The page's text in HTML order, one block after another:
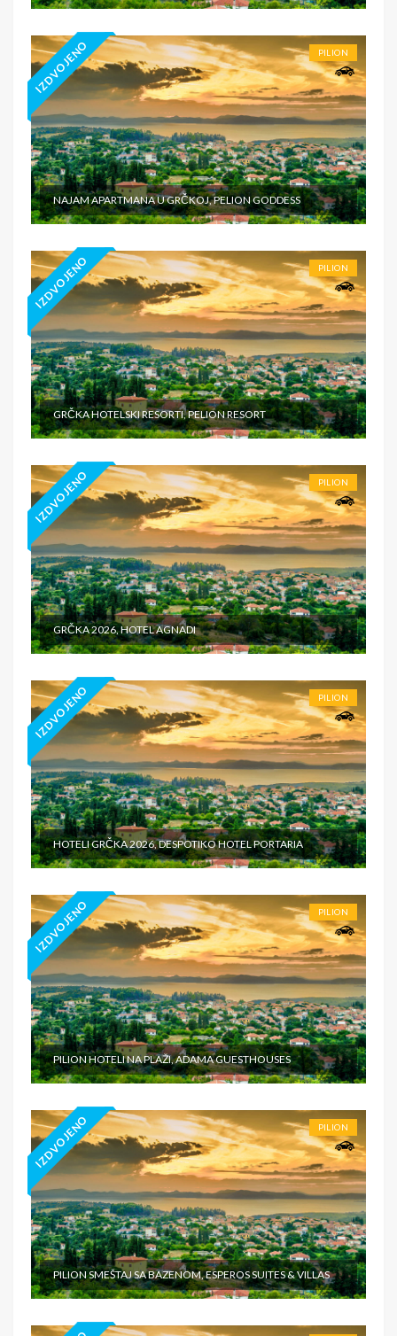
IZDVOJENO PILION
NAJAM APARTMANA U GRČKOJ, PELION GODDESS
IZDVOJENO PILION
GRČKA HOTELSKI RESORTI, PELION RESORT
IZDVOJENO PILION
GRČKA 2026, HOTEL AGNADI
IZDVOJENO PILION
HOTELI GRČKA 2026, DESPOTIKO HOTEL PORTARIA
IZDVOJENO PILION
PILION HOTELI NA PLAŽI, ADAMA GUESTHOUSES
IZDVOJENO PILION
PILION SMEŠTAJ SA BAZENOM, ESPEROS SUITES & VILLAS